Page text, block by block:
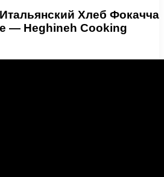
Хлеб Фокачча
— Heghineh Cooking